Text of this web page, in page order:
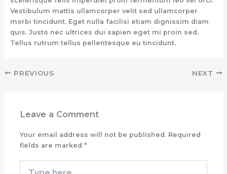
Vestibulum mattis ullamcorper velit sed ullamcorper
morbi tincidunt. Eget nulla facilisi etiam dignissim diam
quis. Justo nec ultrices dui sapien eget mi proin sed.
Tellus rutrum tellus pellentesque eu tincidunt.
PREVIOUS NEXT
Leave a Comment
Your email address will not be published. Required
fields are marked *